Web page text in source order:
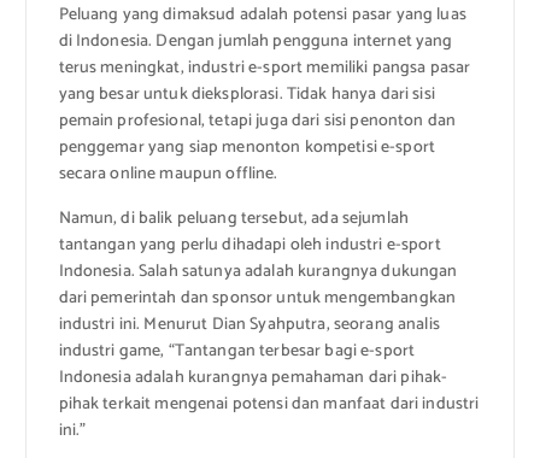
Peluang yang dimaksud adalah potensi pasar yang luas
di Indonesia. Dengan jumlah pengguna internet yang
terus meningkat, industri e-sport memiliki pangsa pasar
yang besar untuk dieksplorasi. Tidak hanya dari sisi
pemain profesional, tetapi juga dari sisi penonton dan
penggemar yang siap menonton kompetisi e-sport
secara online maupun offline.
Namun, di balik peluang tersebut, ada sejumlah
tantangan yang perlu dihadapi oleh industri e-sport
Indonesia. Salah satunya adalah kurangnya dukungan
dari pemerintah dan sponsor untuk mengembangkan
industri ini. Menurut Dian Syahputra, seorang analis
industri game, “Tantangan terbesar bagi e-sport
Indonesia adalah kurangnya pemahaman dari pihak-
pihak terkait mengenai potensi dan manfaat dari industri
ini.”